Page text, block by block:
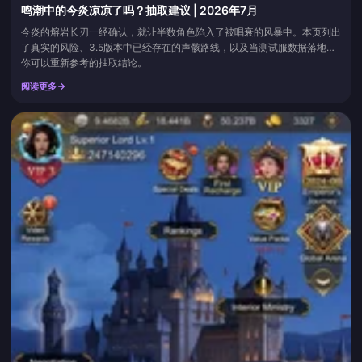
鸣潮中的今炎凉凉了吗？抽取建议 | 2026年7月
今炎的熔岩长刃一经确认，就让半数角色陷入了被唱衰的风暴中。本页列出
了真实的风险、3.5版本中已经存在的声骸路线，以及当测试服数据落地时
你可以重新参考的抽取结论。
阅读更多